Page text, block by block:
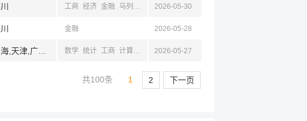
工商 经济 金融 马列 经贸 2026-05-30
金融 2026-05-28
数学 统计 工商 计算机 金融2026-05-27
共100条 1 2 下一页